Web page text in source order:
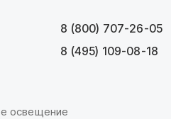
8 (800) 707-26-05
8 (495) 109-08-18
освещение